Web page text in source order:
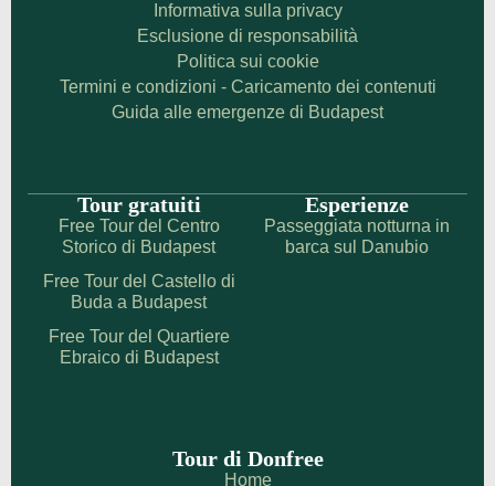
Informativa sulla privacy
Esclusione di responsabilità
Politica sui cookie
Termini e condizioni - Caricamento dei contenuti
Guida alle emergenze di Budapest
Tour gratuiti
Free Tour del Centro
Storico di Budapest
Free Tour del Castello di
Buda a Budapest
Free Tour del Quartiere
Ebraico di Budapest
Esperienze
Passeggiata notturna in
barca sul Danubio
Tour di Donfree
Home